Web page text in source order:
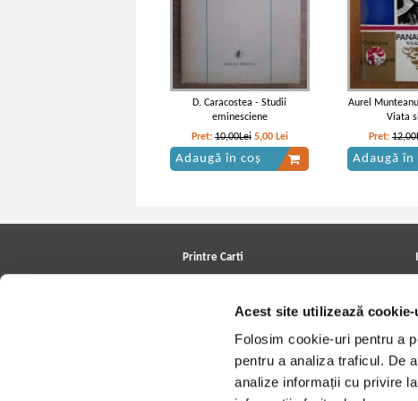
Acest site utilizează
Folosim cookie-uri pentru a
pentru a analiza traficul. De
analize informații cu privire
Titu Maiorescu - Critice, insemnari
Titu
D. Caracostea - Studii
eminesciene
Pret: 10,00Lei 5,00 Lei
Adaugă în coș
Aurel
Viata
Pret:
Adaugă în
Printre Carti
Cele mai căutate cărți
Blog Printre Carti
Cărţi sub 5 lei
Cărţi sub 8 lei